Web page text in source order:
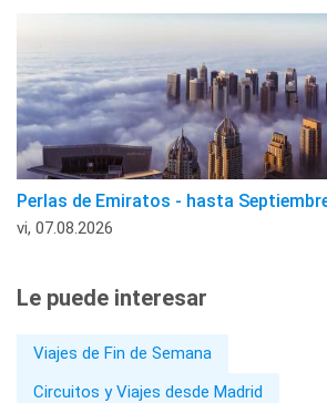
Perlas de Emiratos - hasta
vi, 07.08.2026
Le puede interesar
Viajes de Fin de Semana
Circuitos y Viajes desde Madrid